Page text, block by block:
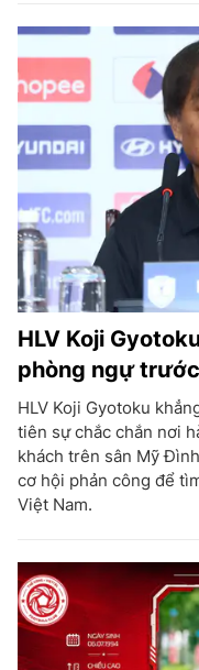
HLV Koji
phòng ngự
HLV Koji Gyotoku
tiên sự chắc chắn nơi
khách trên sân Mỹ
cơ hội phản công để
Việt Nam.